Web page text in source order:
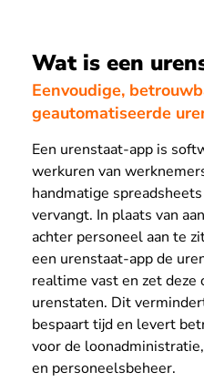
Wat is een
Eenvoudige,
geautomatiseerde
Een urenstaat-app is
werkuren van
handmatige
vervangt. In plaats van
achter personeel aan te
een urenstaat-app de
realtime vast en zet deze
urenstaten. Dit
bespaart tijd en levert
voor de
en personeelsbeheer.